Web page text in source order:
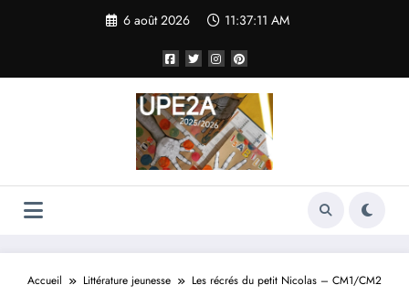
6 août 2026 11:37:12 AM
Accueil Littérature jeunesse Les récrés du petit Nicolas – CM1/CM2